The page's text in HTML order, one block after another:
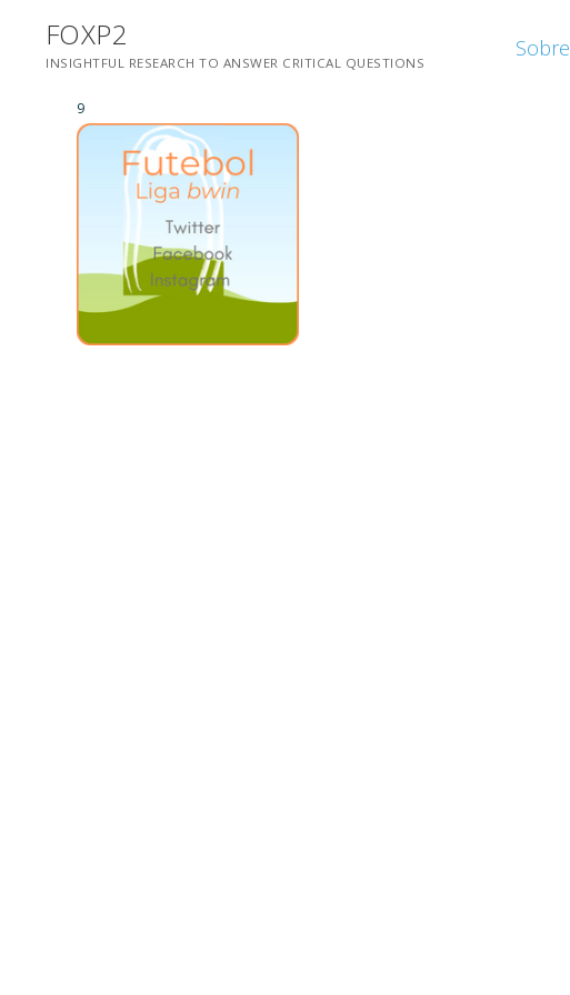
conteúdo
FOXP2
INSIGHTFUL RESEARCH TO ANSWER CRITICAL QUESTIONS
Sobre
9